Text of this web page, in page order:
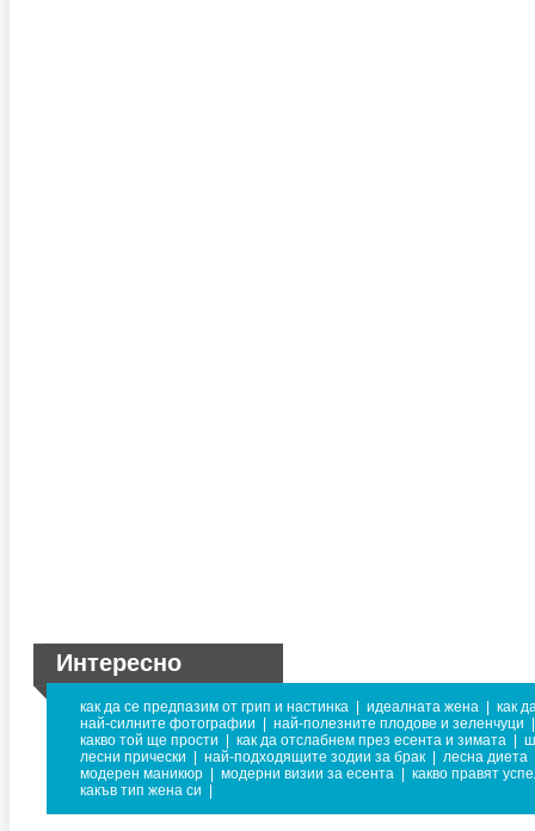
Интересно
как да се предпазим от грип и настинка идеалната жена
как
най-силните фотографии
най-полезните плодове и зеленчуци
какво той ще прости
как да отслабнем през есента и зимата
лесни прически
най-подходящите зодии за брак
лесна диета
модерен маникюр
модерни визии за есента
какво правят
какъв тип жена си